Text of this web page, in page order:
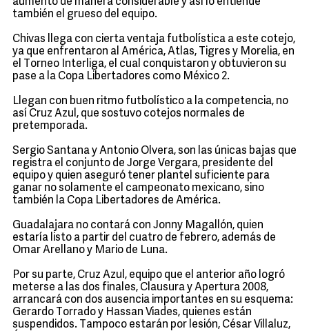
también el grueso del equipo.
Chivas llega con cierta ventaja futbolística a este cotejo,
ya que enfrentaron al América, Atlas, Tigres y Morelia, en
el Torneo Interliga, el cual conquistaron y obtuvieron su
pase a la Copa Libertadores como México 2.
Llegan con buen ritmo futbolístico a la competencia, no
así Cruz Azul, que sostuvo cotejos normales de
pretemporada.
Sergio Santana y Antonio Olvera, son las únicas bajas que
registra el conjunto de Jorge Vergara, presidente del
equipo y quien aseguró tener plantel suficiente para
ganar no solamente el campeonato mexicano, sino
también la Copa Libertadores de América.
Guadalajara no contará con Jonny Magallón, quien
estaría listo a partir del cuatro de febrero, además de
Omar Arellano y Mario de Luna.
Por su parte, Cruz Azul, equipo que el anterior año logró
meterse a las dos finales, Clausura y Apertura 2008,
arrancará con dos ausencia importantes en su esquema:
Gerardo Torrado y Hassan Viades, quienes están
suspendidos. Tampoco estarán por lesión, César Villaluz,